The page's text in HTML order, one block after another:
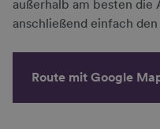
außerhalb am besten die
anschließend einfach
Route mit Google